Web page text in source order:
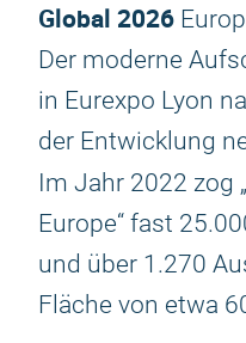
Global 2026
Der moderne
in Eurexpo Lyon
der Entwicklung
Im Jahr 2022 zog „
Europe“ fast
und über 1.270
Fläche von etwa